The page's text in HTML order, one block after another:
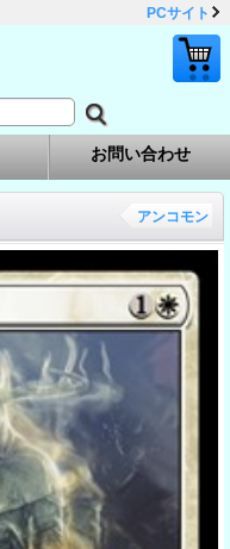
PCサイト
お問い合わせ
アンコモン